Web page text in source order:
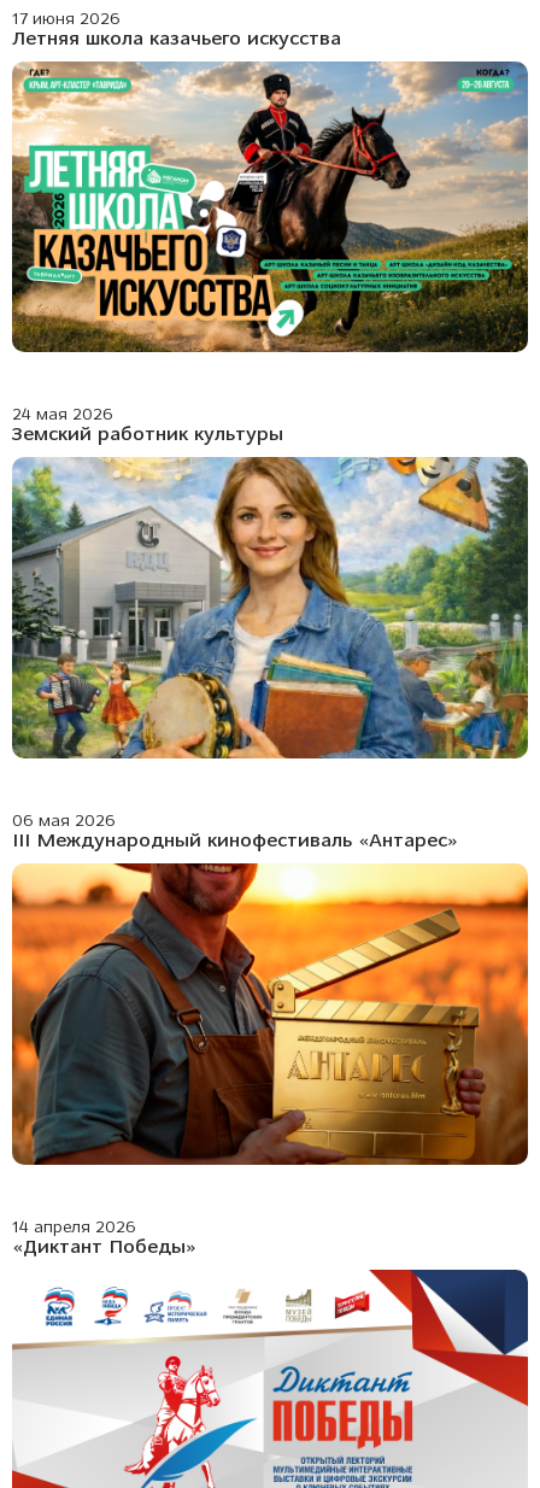
17 июня 2026
Летняя школа казачьего искусства
24 мая 2026
Земский работник культуры
06 мая 2026
III Международный кинофестиваль «Антарес»
14 апреля 2026
«Диктант Победы»